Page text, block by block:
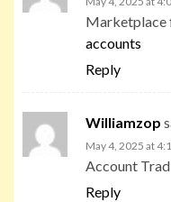
Marketplace
accounts
Reply
Williamzop
May 4, 2025 at
Account
Reply